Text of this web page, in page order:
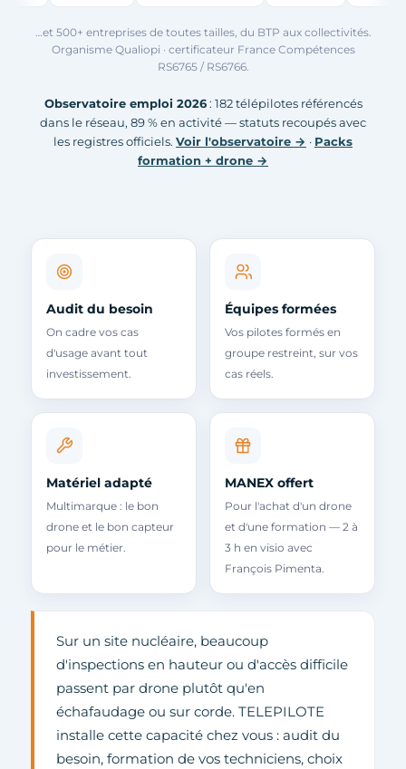
…et 500+ entreprises de toutes tailles, du BTP aux collectivités.
Organisme Qualiopi · certificateur France Compétences
RS6765 / RS6766.
Observatoire emploi 2026: 182 télépilotes référencés
dans le réseau, 89 % en activité — statuts recoupés avec
les registres officiels. Voir l'observatoire → · Packs
formation + drone →
Audit du besoin
On cadre vos cas
d'usage avant tout
investissement.
Équipes formées
Vos pilotes formés en
groupe restreint, sur vos
cas réels.
Matériel adapté
Multimarque : le bon
drone et le bon capteur
pour le métier.
MANEX offert
Pour l'achat d'un drone
et d'une formation — 2 à
3 h en visio avec
François Pimenta.
Sur un site nucléaire, beaucoup
d'inspections en hauteur ou d'accès difficile
passent par drone plutôt qu'en
échafaudage ou sur corde. TELEPILOTE
installe cette capacité chez vous : audit du
besoin, formation de vos techniciens, choix